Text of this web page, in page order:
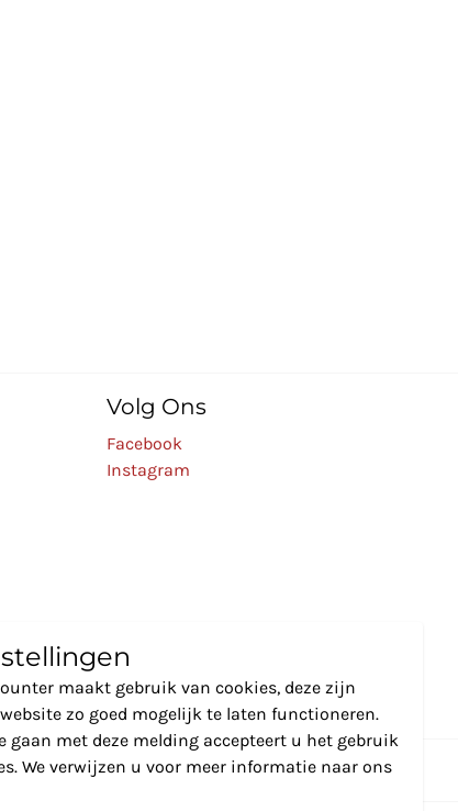
Volg Ons
Facebook
Instagram
maakt gebruik van cookies, deze zijn
zo goed mogelijk te laten functioneren.
gaan met deze melding accepteert u het gebruik
We verwijzen u voor meer informatie naar ons